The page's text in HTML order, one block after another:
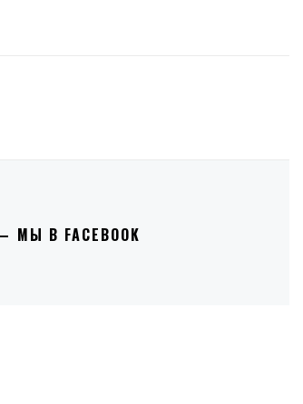
МЫ В FACEBOOK